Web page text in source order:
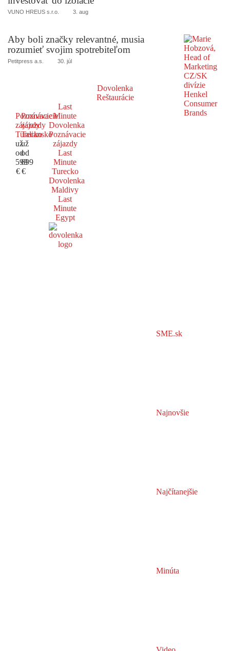
VUNO HREUS s.r.o. 3. aug
Aby boli značky relevantné, musia
rozumieť svojim spotrebiteľom
Petitpress a.s. 30. júl
Dovolenka
Reštaurácie
Poznávacie
zájazdy
Turecko
už
od
599
€
Poznávacie
zájazdy
Taliansko
už
od
699
€
Last
Minute
Dovolenka
Poznávacie
zájazdy
Last
Minute
Turecko
Dovolenka
Maldivy
Last
Minute
Egypt
SME.sk
Najnovšie
Najčítanejšie
Minúta